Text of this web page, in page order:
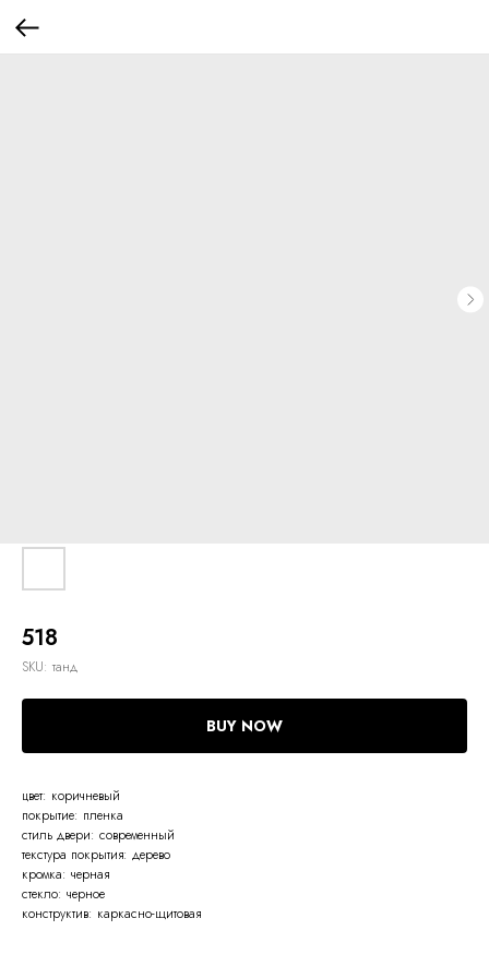
518
SKU: танд
BUY NOW
цвет: коричневый
покрытие: пленка
стиль двери: современный
текстура покрытия: дерево
кромка: черная
стекло: черное
конструктив: каркасно-щитовая